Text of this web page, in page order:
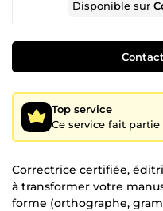
Disponible sur
Top service
Ce service fait
Correctrice certifiée,
à transformer votre
forme (orthographe,